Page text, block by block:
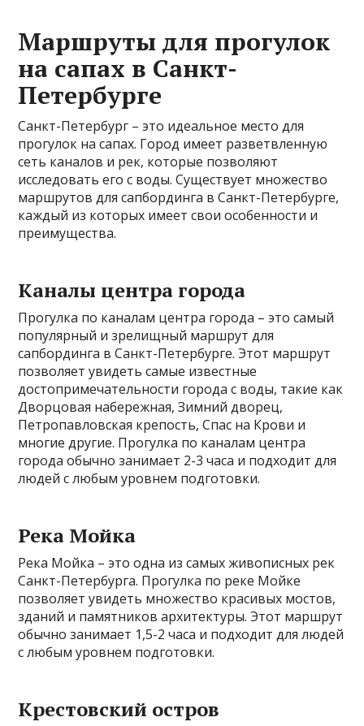
Маршруты для прогулок
на сапах в Санкт-
Петербурге
Санкт-Петербург – это идеальное место для
прогулок на сапах. Город имеет разветвленную
сеть каналов и рек, которые позволяют
исследовать его с воды. Существует множество
маршрутов для сапбординга в Санкт-Петербурге,
каждый из которых имеет свои особенности и
преимущества.
Каналы центра города
Прогулка по каналам центра города – это самый
популярный и зрелищный маршрут для
сапбординга в Санкт-Петербурге. Этот маршрут
позволяет увидеть самые известные
достопримечательности города с воды, такие как
Дворцовая набережная, Зимний дворец,
Петропавловская крепость, Спас на Крови и
многие другие. Прогулка по каналам центра
города обычно занимает 2-3 часа и подходит для
людей с любым уровнем подготовки.
Река Мойка
Река Мойка – это одна из самых живописных рек
Санкт-Петербурга. Прогулка по реке Мойке
позволяет увидеть множество красивых мостов,
зданий и памятников архитектуры. Этот маршрут
обычно занимает 1,5-2 часа и подходит для людей
с любым уровнем подготовки.
Крестовский остров